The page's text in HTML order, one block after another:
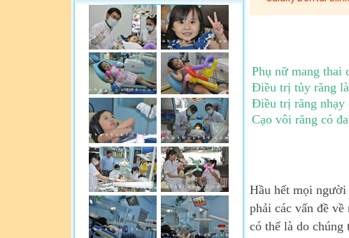
Phụ nữ mang thai
Điều trị tủy răng
Điều trị răng nhạy
Cạo vôi răng có
Hầu hết mọi người
phải các vấn đề
có thể là do chúng